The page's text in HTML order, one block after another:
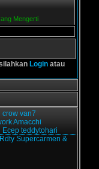
Mengerti
Login atau
crow van7
Amacchi
Ecep teddytohari
Supercarmen &